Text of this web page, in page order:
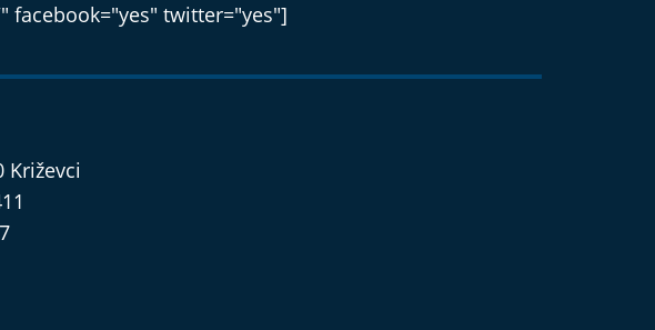
facebook="yes" twitter="yes"]
Križevci